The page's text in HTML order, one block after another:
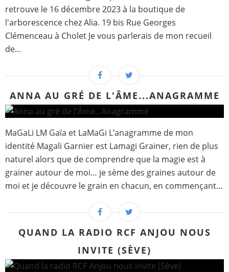
retrouve le 16 décembre 2023 à la boutique de
l'arborescence chez Alia. 19 bis Rue Georges
Clémenceau à Cholet Je vous parlerais de mon recueil
de...
ANNA AU GRÉ DE L'ÂME...ANAGRAMME
MaGaLi LM Gaïa et LaMaGi L’anagramme de mon
identité Magali Garnier est Lamagi Grainer, rien de plus
naturel alors que de comprendre que la magie est à
grainer autour de moi… je sème des graines autour de
moi et je découvre le grain en chacun, en commençant...
QUAND LA RADIO RCF ANJOU NOUS
INVITE (SÈVE)